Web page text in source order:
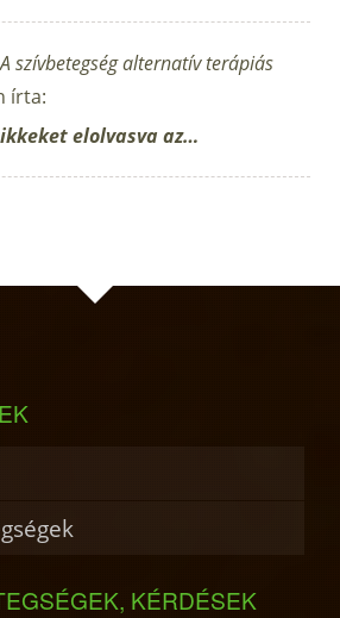
A szívbetegség alternatív terápiás
írta:
elolvasva az…
KÉRDÉSEK